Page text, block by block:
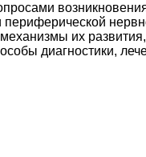
периферической
их
диагностики,